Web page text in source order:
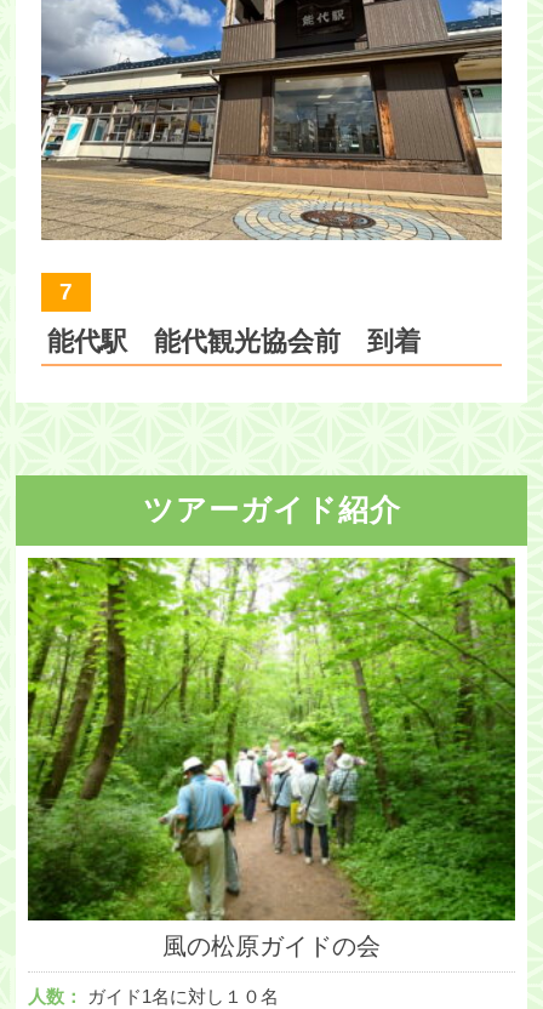
7
能代駅 能代観光協会前 到着
ツアーガイド紹介
風の松原ガイドの会
人数：
ガイド1名に対し１０名